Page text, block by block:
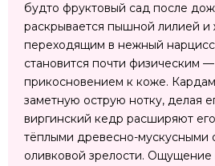
будто фруктовый сад после
раскрывается пышной лилией
переходящим в нежный
становится почти физическим
прикосновением к коже.
заметную острую нотку, делая
виргинский кедр расширяют
тёплыми древесно-мускусными
оливковой зрелости. Ощущение